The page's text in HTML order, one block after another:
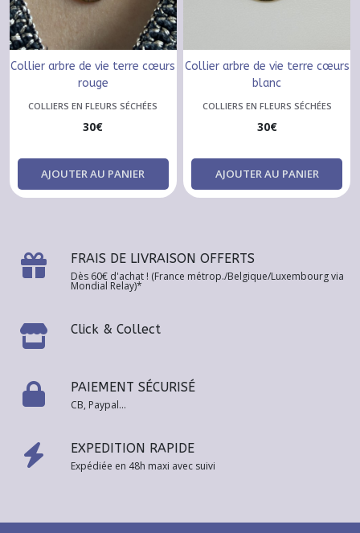
Collier arbre de vie terre cœurs
rouge
COLLIERS EN FLEURS SÉCHÉES
30€
AJOUTER AU PANIER
Collier arbre de vie terre cœurs
blanc
COLLIERS EN FLEURS SÉCHÉES
30€
AJOUTER AU PANIER
FRAIS DE LIVRAISON OFFERTS
Dès 60€ d'achat ! (France métrop./Belgique/Luxembourg via
Mondial Relay)*
Click & Collect
PAIEMENT SÉCURISÉ
CB, Paypal...
EXPEDITION RAPIDE
Expédiée en 48h maxi avec suivi